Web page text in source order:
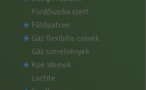
fürdőszoba szett
fűtőpatron
gáz flexibilis csövek
gáz szerelvények
kpe idomok
loctite